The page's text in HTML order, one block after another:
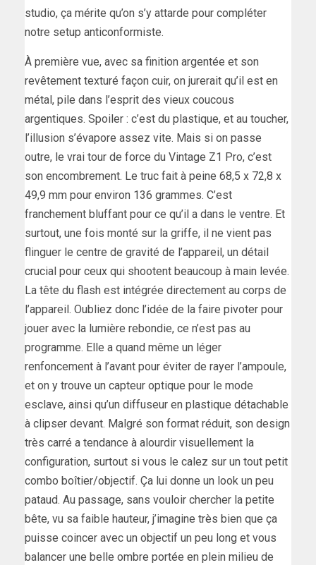
studio, ça mérite qu’on s’y attarde pour compléter
notre setup anticonformiste.
À première vue, avec sa finition argentée et son
revêtement texturé façon cuir, on jurerait qu’il est en
métal, pile dans l’esprit des vieux coucous
argentiques. Spoiler : c’est du plastique, et au toucher,
l’illusion s’évapore assez vite. Mais si on passe
outre, le vrai tour de force du Vintage Z1 Pro, c’est
son encombrement. Le truc fait à peine 68,5 x 72,8 x
49,9 mm pour environ 136 grammes. C’est
franchement bluffant pour ce qu’il a dans le ventre. Et
surtout, une fois monté sur la griffe, il ne vient pas
flinguer le centre de gravité de l’appareil, un détail
crucial pour ceux qui shootent beaucoup à main levée.
La tête du flash est intégrée directement au corps de
l’appareil. Oubliez donc l’idée de la faire pivoter pour
jouer avec la lumière rebondie, ce n’est pas au
programme. Elle a quand même un léger
renfoncement à l’avant pour éviter de rayer l’ampoule,
et on y trouve un capteur optique pour le mode
esclave, ainsi qu’un diffuseur en plastique détachable
à clipser devant. Malgré son format réduit, son design
très carré a tendance à alourdir visuellement la
configuration, surtout si vous le calez sur un tout petit
combo boîtier/objectif. Ça lui donne un look un peu
pataud. Au passage, sans vouloir chercher la petite
bête, vu sa faible hauteur, j’imagine très bien que ça
puisse coincer avec un objectif un peu long et vous
balancer une belle ombre portée en plein milieu de